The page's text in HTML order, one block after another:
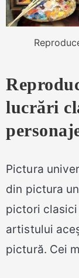
lucrări
Pictura
din pictura
pictori
artistului
pictură. Cei